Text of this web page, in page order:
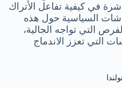
في كيفية تفاعل الأتراك
السياسية حول هذه
التي تواجه الجالية،
التي تعزز الاندماج